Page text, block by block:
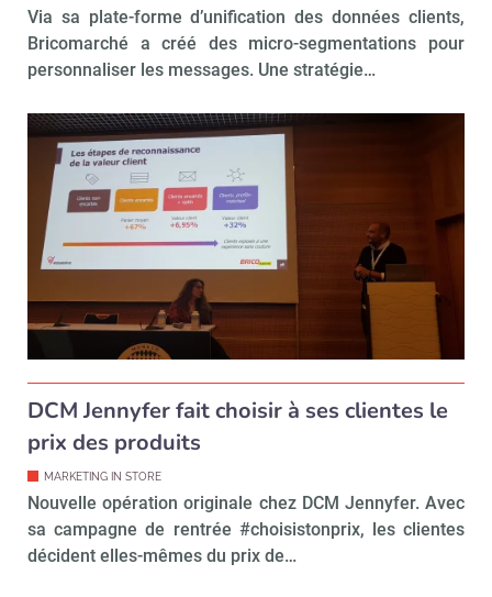
Via sa plate-forme d’unification des données clients,
Bricomarché a créé des micro-segmentations pour
personnaliser les messages. Une stratégie…
DCM Jennyfer fait choisir à ses clientes le
prix des produits
MARKETING IN STORE
Nouvelle opération originale chez DCM Jennyfer. Avec
sa campagne de rentrée #choisistonprix, les clientes
décident elles-mêmes du prix de…
Recevoir Républik Retail
Valider
Non merci, je reçois déjà
!
Je déciderai plus
tard